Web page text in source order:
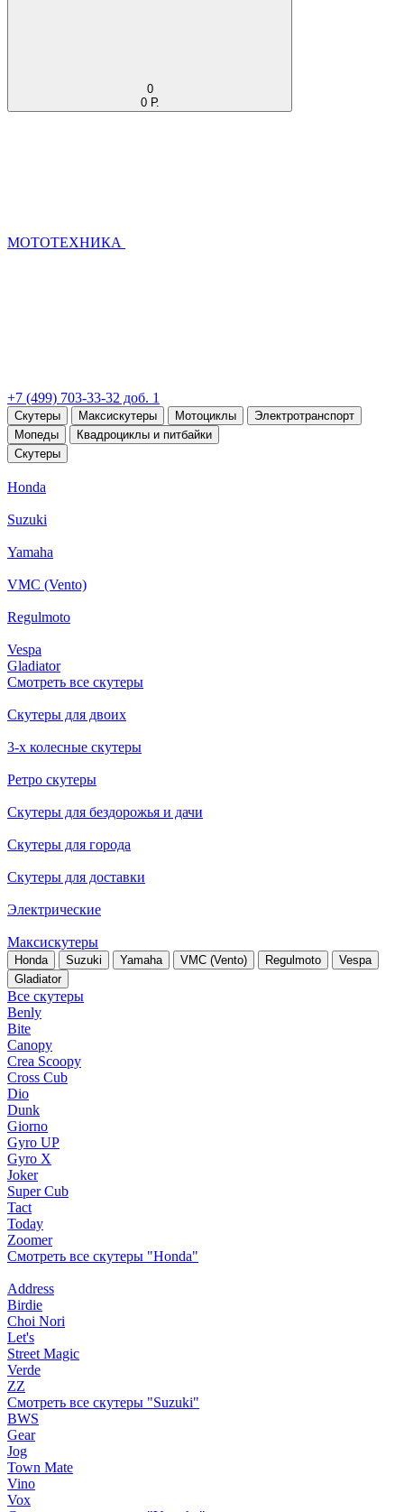
0
0 Р.
МОТОТЕХНИКА
+7 (499) 703-33-32 доб. 1
Скутеры Максискутеры Мотоциклы
Электротранспорт
Мопеды
Квадроциклы и питбайки
Скутеры
Honda
Suzuki
Yamaha
VMC (Vento)
Regulmoto
Vespa
Gladiator
Смотреть все скутеры
Скутеры для двоих
3-х колесные скутеры
Ретро скутеры
Скутеры для бездорожья и дачи
Скутеры для города
Скутеры для доставки
Электрические
Максискутеры
Honda Suzuki Yamaha VMC (Vento) Regulmoto
Vespa
Gladiator
Все скутеры
Benly
Bite
Canopy
Crea Scoopy
Cross Cub
Dio
Dunk
Giorno
Gyro UP
Gyro X
Joker
Super Cub
Tact
Today
Zoomer
Смотреть все скутеры "Honda"
Address
Birdie
Choi Nori
Let's
Street Magic
Verde
ZZ
Смотреть все скутеры "Suzuki"
BWS
Gear
Jog
Town Mate
Vino
Vox